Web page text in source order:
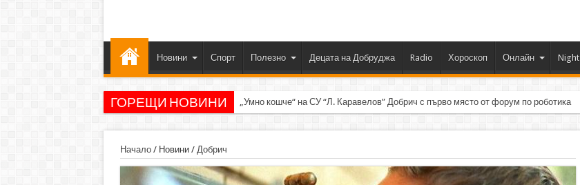
Новини Спорт Полезно Децата на Добруджа Radio Хороскоп Онлайн Night
ГОРЕЩИ НОВИНИ „Умно кошче“ на СУ “Л. Каравелов” Добрич с първо място от форум по роботика
Начало/ Новини/ Добрич